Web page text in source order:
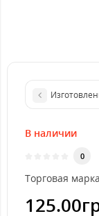
В наличии
0
Торговая